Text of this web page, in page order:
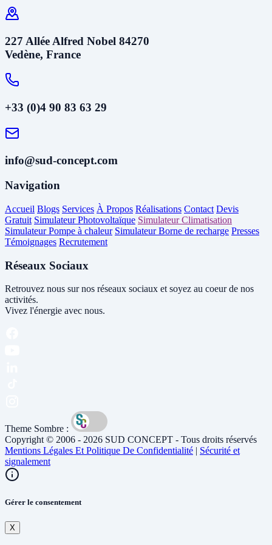
227 Allée Alfred Nobel 84270
Vedène, France
+33 (0)4 90 83 63 29
info@sud-concept.com
Navigation
Accueil Blogs Services À Propos Réalisations Contact Devis
Gratuit Simulateur Photovoltaïque Simulateur Climatisation
Simulateur Pompe à chaleur Simulateur Borne de recharge Presses
Témoignages Recrutement
Réseaux Sociaux
Retrouvez nous sur nos réseaux sociaux et soyez au coeur de nos
activités.
Vivez l'énergie avec nous.
Theme Sombre :
Copyright © 2006 - 2026 SUD CONCEPT - Tous droits réservés
Mentions Légales Et Politique De Confidentialité | Sécurité et
signalement
Gérer le consentement
X